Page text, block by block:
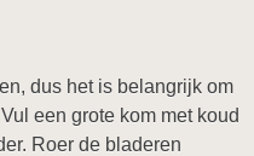
dus het is belangrijk om
een grote kom met koud
Roer de bladeren